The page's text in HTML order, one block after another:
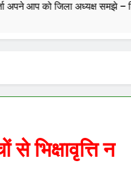
समझे – शिवम रानू राजावत
भिक्षावृत्ति न